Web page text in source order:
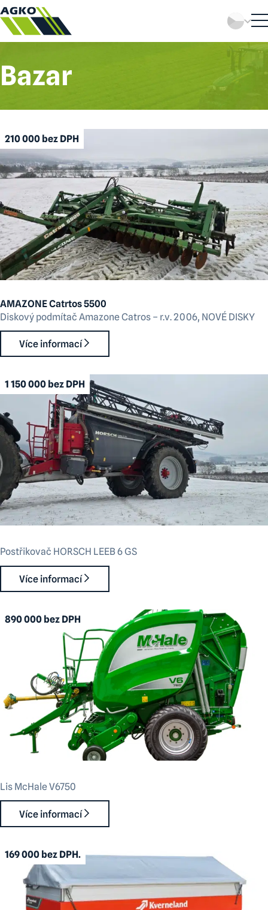
Bazar
AMAZONE Catrtos 5500
Diskový podmítač Amazone Catros – r.v. 2006, NOVÉ DISKY
210 000 bez DPH
Více informací
Postřikovač HORSCH LEEB 6 GS
1 150 000 bez DPH
Více informací
Lis McHale V6750
890 000 bez DPH
Více informací
169 000 bez DPH.